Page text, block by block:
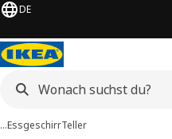
DE
…EssgeschirrTeller